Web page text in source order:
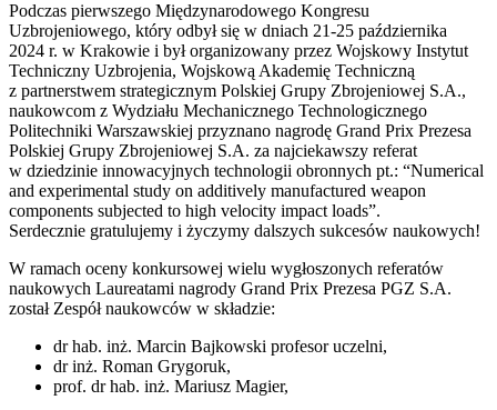
Podczas pierwszego Międzynarodowego Kongresu
Uzbrojeniowego, który odbył się w dniach 21-25 października
2024 r. w Krakowie i był organizowany przez Wojskowy Instytut
Techniczny Uzbrojenia, Wojskową Akademię Techniczną
z partnerstwem strategicznym Polskiej Grupy Zbrojeniowej S.A.,
naukowcom z Wydziału Mechanicznego Technologicznego
Politechniki Warszawskiej przyznano nagrodę Grand Prix Prezesa
Polskiej Grupy Zbrojeniowej S.A. za najciekawszy referat
w dziedzinie innowacyjnych technologii obronnych pt.: “Numerical
and experimental study on additively manufactured weapon
components subjected to high velocity impact loads”.
Serdecznie gratulujemy i życzymy dalszych sukcesów naukowych!
W ramach oceny konkursowej wielu wygłoszonych referatów
naukowych Laureatami nagrody Grand Prix Prezesa PGZ S.A.
został Zespół naukowców w składzie:
dr hab. inż. Marcin Bajkowski profesor uczelni,
dr inż. Roman Grygoruk,
prof. dr hab. inż. Mariusz Magier,